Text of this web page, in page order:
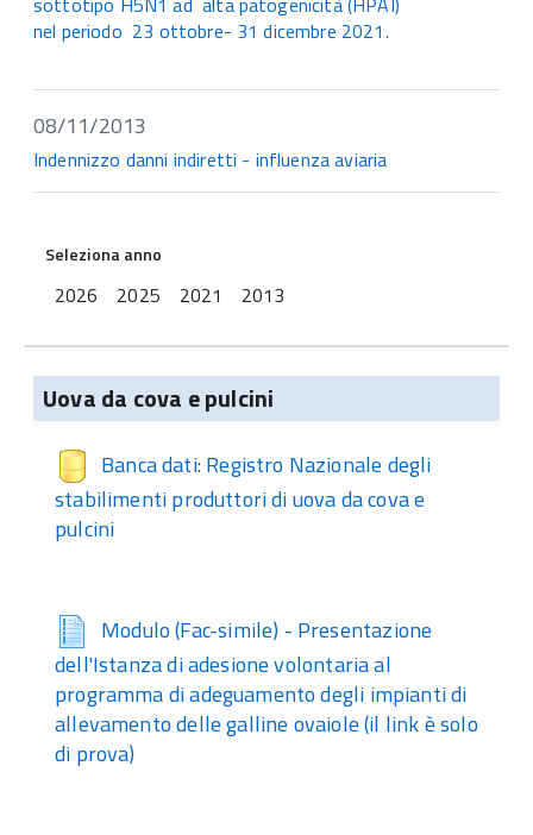
nel periodo 23 ottobre- 31 dicembre 2021.
08/11/2013
Indennizzo danni indiretti - influenza aviaria
Seleziona anno
2026 2025 2021 2013
Uova da cova e pulcini
Banca dati: Registro Nazionale degli
stabilimenti produttori di uova da cova e
pulcini
Modulo (Fac-simile) - Presentazione
dell'Istanza di adesione volontaria al
programma di adeguamento degli impianti di
allevamento delle galline ovaiole (il link è solo
di prova)